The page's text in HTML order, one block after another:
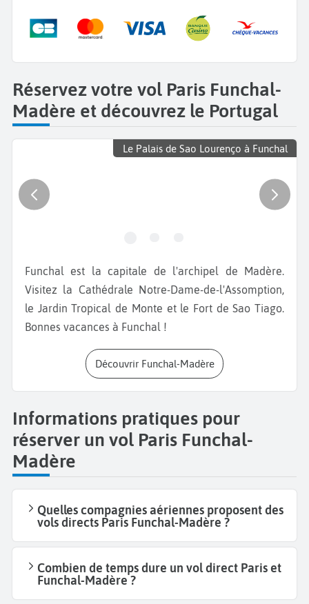
Réservez votre vol Paris Funchal-
Madère et découvrez le Portugal
Le Palais de Sao Lourenço à Funchal
Funchal est la capitale de l'archipel de Madère.
Visitez la Cathédrale Notre-Dame-de-l'Assomption,
le Jardin Tropical de Monte et le Fort de Sao Tiago.
Bonnes vacances à Funchal !
Découvrir Funchal-Madère
Informations pratiques pour
réserver un vol Paris Funchal-
Madère
Quelles compagnies aériennes proposent des
vols directs Paris Funchal-Madère ?
Combien de temps dure un vol direct Paris et
Funchal-Madère ?